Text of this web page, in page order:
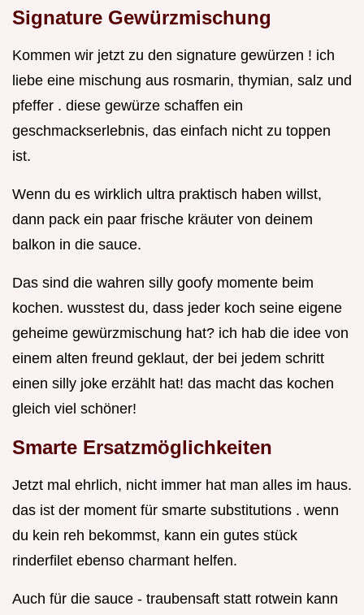
Signature Gewürzmischung
Kommen wir jetzt zu den signature gewürzen ! ich
liebe eine mischung aus rosmarin, thymian, salz und
pfeffer . diese gewürze schaffen ein
geschmackserlebnis, das einfach nicht zu toppen
ist.
Wenn du es wirklich ultra praktisch haben willst,
dann pack ein paar frische kräuter von deinem
balkon in die sauce.
Das sind die wahren silly goofy momente beim
kochen. wusstest du, dass jeder koch seine eigene
geheime gewürzmischung hat? ich hab die idee von
einem alten freund geklaut, der bei jedem schritt
einen silly joke erzählt hat! das macht das kochen
gleich viel schöner!
Smarte Ersatzmöglichkeiten
Jetzt mal ehrlich, nicht immer hat man alles im haus.
das ist der moment für smarte substitutions . wenn
du kein reh bekommst, kann ein gutes stück
rinderfilet ebenso charmant helfen.
Auch für die sauce - traubensaft statt rotwein kann